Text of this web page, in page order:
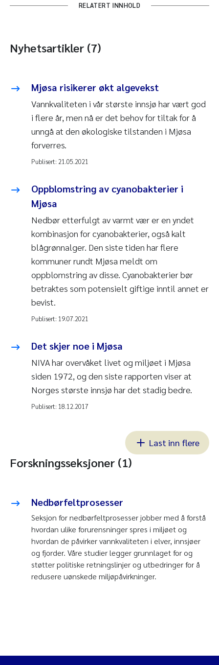
RELATERT INNHOLD
Nyhetsartikler (7)
Mjøsa risikerer økt algevekst
Vannkvaliteten i vår største innsjø har vært god
i flere år, men nå er det behov for tiltak for å
unngå at den økologiske tilstanden i Mjøsa
forverres.
Publisert: 21.05.2021
Oppblomstring av cyanobakterier i
Mjøsa
Nedbør etterfulgt av varmt vær er en yndet
kombinasjon for cyanobakterier, også kalt
blågrønnalger. Den siste tiden har flere
kommuner rundt Mjøsa meldt om
oppblomstring av disse. Cyanobakterier bør
betraktes som potensielt giftige inntil annet er
bevist.
Publisert: 19.07.2021
Det skjer noe i Mjøsa
NIVA har overvåket livet og miljøet i Mjøsa
siden 1972, og den siste rapporten viser at
Norges største innsjø har det stadig bedre.
Publisert: 18.12.2017
Last inn flere
Forskningsseksjoner (1)
Nedbørfeltprosesser
Seksjon for nedbørfeltprosesser jobber med å forstå
hvordan ulike forurensninger spres i miljøet og
hvordan de påvirker vannkvaliteten i elver, innsjøer
og fjorder. Våre studier legger grunnlaget for og
støtter politiske retningslinjer og utbedringer for å
redusere uønskede miljøpåvirkninger.